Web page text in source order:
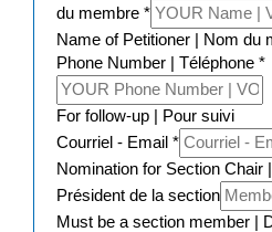
du membre*
Name of Petitioner | Nom du
Phone Number | Téléphone*
For follow-up | Pour suivi
Courriel - Email*
Nomination for Section Chair
Président de la section
Must be a section member |